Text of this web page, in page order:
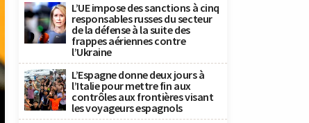
L’UE impose des sanctions à cinq
responsables russes du secteur
de la défense à la suite des
frappes aériennes contre
l’Ukraine
L’Espagne donne deux jours à
l’Italie pour mettre fin aux
contrôles aux frontières visant
les voyageurs espagnols